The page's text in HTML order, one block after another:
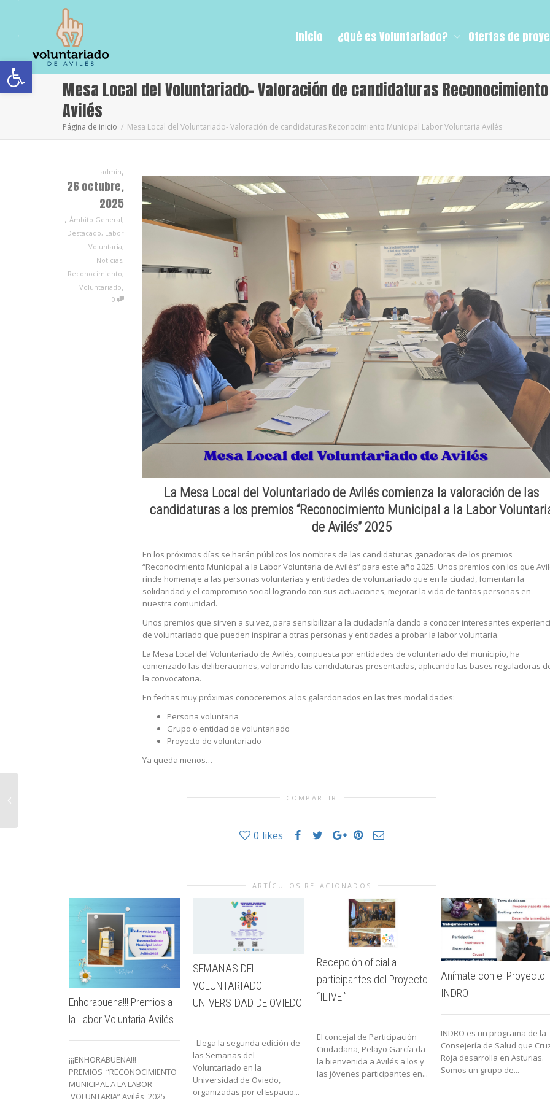
Abrir barra de herramientas
Inicio ¿Qué es Voluntariado? Ofertas de
Mesa Local del Voluntariado- Valoración de candidaturas
Avilés
Página de inicio Mesa Local del Voluntariado- Valoración de candidaturas Reconocimiento Municipal Labor Voluntaria Avilés
admin,
26 octubre,
2025
, Ámbito General,
Destacado, Labor
Voluntaria,
Noticias,
Reconocimiento,
Voluntariado,
0
La Mesa Local del Voluntariado de Avilés comienza la valoración de las
candidaturas a los premios “Reconocimiento Municipal a la Labor
de Avilés” 2025
En los próximos días se harán públicos los nombres de las candidaturas ganadoras de los premios
“Reconocimiento Municipal a la Labor Voluntaria de Avilés” para este año 2025. Unos premios con los que
rinde homenaje a las personas voluntarias y entidades de voluntariado que en la ciudad, fomentan la
solidaridad y el compromiso social logrando con sus actuaciones, mejorar la vida de tantas personas en
nuestra comunidad.
Unos premios que sirven a su vez, para sensibilizar a la ciudadanía dando a conocer interesantes
de voluntariado que pueden inspirar a otras personas y entidades a probar la labor voluntaria.
La Mesa Local del Voluntariado de Avilés, compuesta por entidades de voluntariado del municipio, ha
comenzado las deliberaciones, valorando las candidaturas presentadas, aplicando las bases reguladoras
la convocatoria.
En fechas muy próximas conoceremos a los galardonados en las tres modalidades:
Persona voluntaria
Grupo o entidad de voluntariado
Proyecto de voluntariado
Ya queda menos…
COMPARTIR
0 likes
ARTÍCULOS RELACIONADOS
Enhorabuena!!! Premios a
la Labor Voluntaria Avilés
¡¡¡ENHORABUENA!!!
PREMIOS “RECONOCIMIENTO
MUNICIPAL A LA LABOR
VOLUNTARIA” Avilés 2025
SEMANAS DEL
VOLUNTARIADO
UNIVERSIDAD DE OVIEDO
Llega la segunda edición de
las Semanas del
Voluntariado en la
Universidad de Oviedo,
organizadas por el Espacio...
Recepción oficial a
participantes del Proyecto
“ILIVE!”
El concejal de Participación
Ciudadana, Pelayo García da
la bienvenida a Avilés a los y
las jóvenes participantes en...
Anímate con el Proyecto
INDRO
INDRO es un programa de la
Consejería de Salud que
Roja desarrolla en Asturias.
Somos un grupo de...